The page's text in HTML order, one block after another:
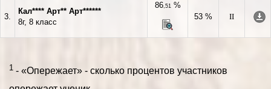
3.
Кал**** Арт** Арт******
8г, 8 класс
86,51%
53 %
II
1 - «Опережает» - сколько процентов участников